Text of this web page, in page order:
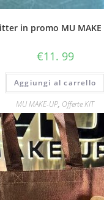
in promo MU
€11. 99
Aggiungi al carrello
MU MAKE-UP, Offerte KIT